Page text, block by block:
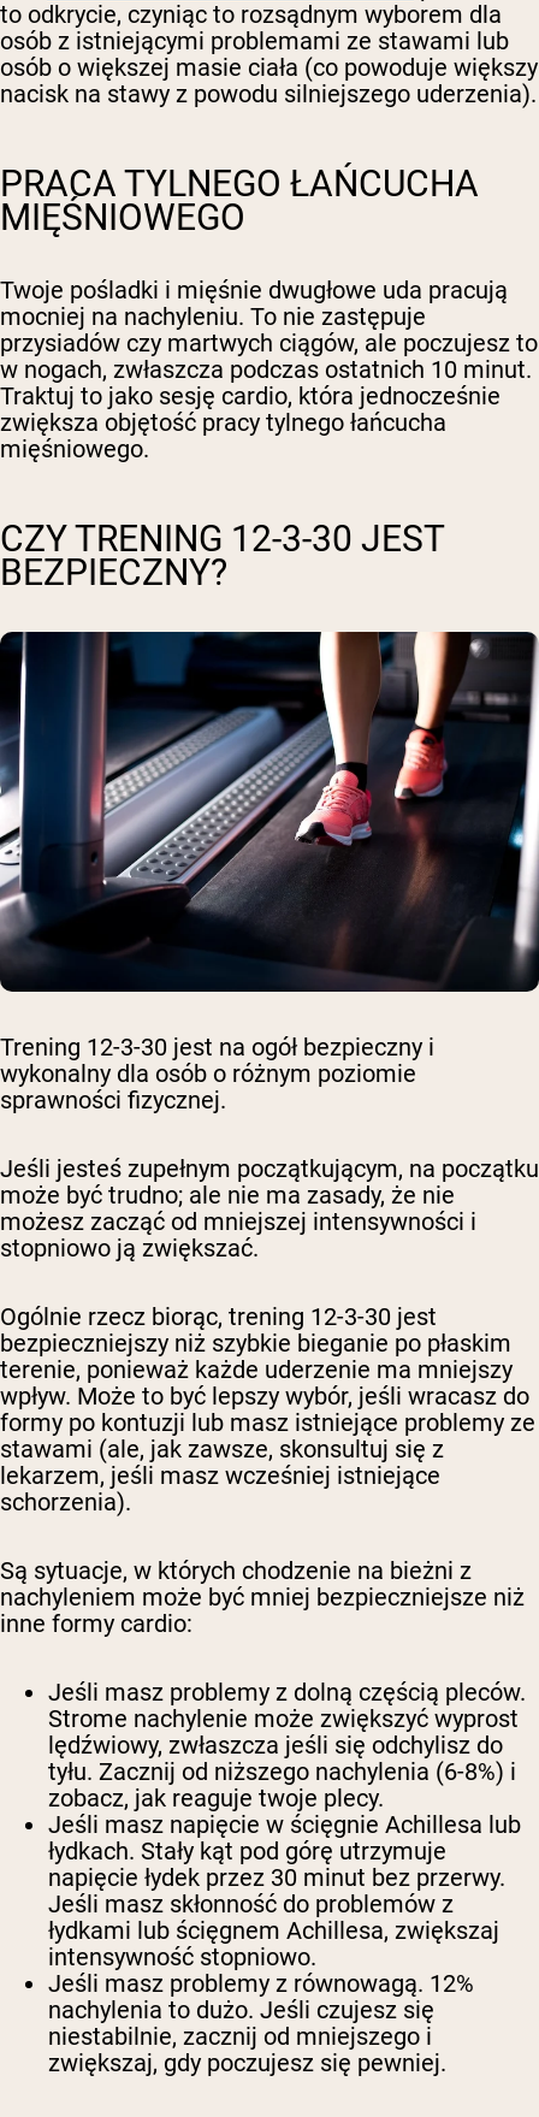
to odkrycie, czyniąc to rozsądnym wyborem dla
osób z istniejącymi problemami ze stawami lub
osób o większej masie ciała (co powoduje większy
nacisk na stawy z powodu silniejszego uderzenia).
PRACA TYLNEGO ŁAŃCUCHA
MIĘŚNIOWEGO
Twoje pośladki i mięśnie dwugłowe uda pracują
mocniej na nachyleniu. To nie zastępuje
przysiadów czy martwych ciągów, ale poczujesz to
w nogach, zwłaszcza podczas ostatnich 10 minut.
Traktuj to jako sesję cardio, która jednocześnie
zwiększa objętość pracy tylnego łańcucha
mięśniowego.
CZY TRENING 12-3-30 JEST
BEZPIECZNY?
Trening 12-3-30 jest na ogół bezpieczny i
wykonalny dla osób o różnym poziomie
sprawności fizycznej.
Jeśli jesteś zupełnym początkującym, na początku
może być trudno; ale nie ma zasady, że nie
możesz zacząć od mniejszej intensywności i
stopniowo ją zwiększać.
Ogólnie rzecz biorąc, trening 12-3-30 jest
bezpieczniejszy niż szybkie bieganie po płaskim
terenie, ponieważ każde uderzenie ma mniejszy
wpływ. Może to być lepszy wybór, jeśli wracasz do
formy po kontuzji lub masz istniejące problemy ze
stawami (ale, jak zawsze, skonsultuj się z
lekarzem, jeśli masz wcześniej istniejące
schorzenia).
Są sytuacje, w których chodzenie na bieżni z
nachyleniem może być mniej bezpieczniejsze niż
inne formy cardio:
Jeśli masz problemy z dolną częścią pleców.
Strome nachylenie może zwiększyć wyprost
lędźwiowy, zwłaszcza jeśli się odchylisz do
tyłu. Zacznij od niższego nachylenia (6-8%) i
zobacz, jak reaguje twoje plecy.
Jeśli masz napięcie w ścięgnie Achillesa lub
łydkach. Stały kąt pod górę utrzymuje
napięcie łydek przez 30 minut bez przerwy.
Jeśli masz skłonność do problemów z
łydkami lub ścięgnem Achillesa, zwiększaj
intensywność stopniowo.
Jeśli masz problemy z równowagą. 12%
nachylenia to dużo. Jeśli czujesz się
niestabilnie, zacznij od mniejszego i
zwiększaj, gdy poczujesz się pewniej.